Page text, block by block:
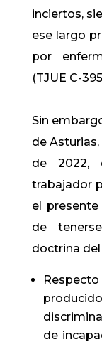
inciertos,
ese largo
por
(TJUE C-
Sin
de
de 2022,
trabajador
el
de
doctrina del
de